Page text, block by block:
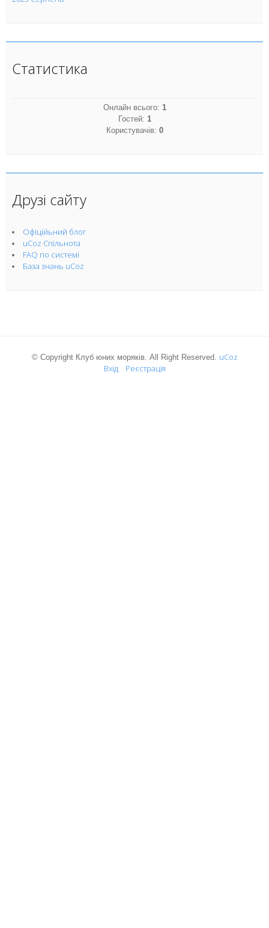
Статистика
Онлайн всього: 1
Гостей: 1
Користувачів: 0
Друзі сайту
Офіційьний блог
uCoz Спільнота
FAQ по системі
База знань uCoz
© Copyright Клуб юних моряків. All Right Reserved. uCoz
Вхід
Реєстрація